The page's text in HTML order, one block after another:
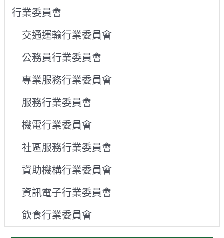
行業委員會
交通運輸行業委員會
公務員行業委員會
專業服務行業委員會
服務行業委員會
機電行業委員會
社區服務行業委員會
資助機構行業委員會
資訊電子行業委員會
飲食行業委員會